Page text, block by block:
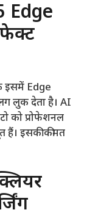
Edge
इसमें Edge
लुक देता है। AI
को प्रोफेशनल
हैं। इसकी कीमत